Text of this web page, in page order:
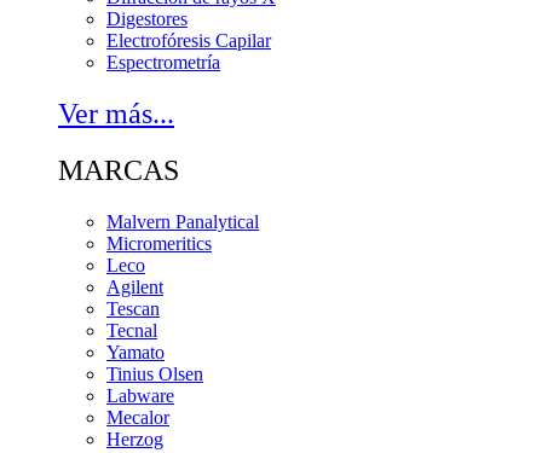
Digestores
Electrofóresis Capilar
Espectrometría
Ver más...
MARCAS
Malvern Panalytical
Micromeritics
Leco
Agilent
Tescan
Tecnal
Yamato
Tinius Olsen
Labware
Mecalor
Herzog